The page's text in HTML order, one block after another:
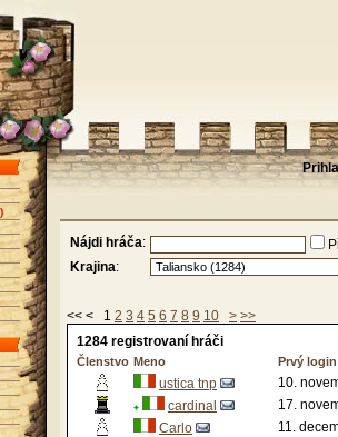
)
Nájdi hráča:
Krajina:
<< < 1 2 3 4 5 6 7 8 9 10 > >>
1284 registrovaní hráči
Členstvo Meno Prvý login
ustica tnp 10.
cardinal
17.
Carlo
11.